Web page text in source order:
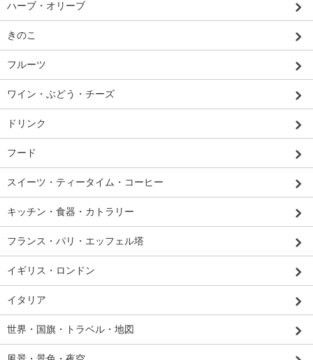
ハーブ・オリーブ
きのこ
フルーツ
ワイン・ぶどう・チーズ
ドリンク
フード
スイーツ・ティータイム・コーヒー
キッチン・食器・カトラリー
フランス・パリ・エッフェル塔
イギリス・ロンドン
イタリア
世界・国旗・トラベル・地図